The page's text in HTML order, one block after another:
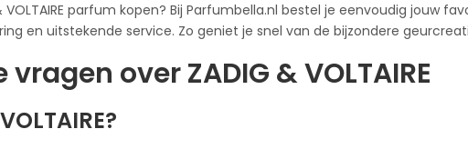
VOLTAIRE parfum kopen? Bij Parfumbella.nl bestel je eenvoudig
en uitstekende service. Zo geniet je snel van de bijzondere
over ZADIG & VOLTAIRE